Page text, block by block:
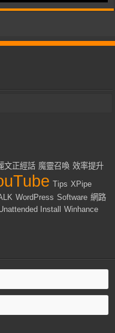
文正經話 魔靈召喚 效率提升
Tips XPipe
WordPress Software 網路
Install
Winhance